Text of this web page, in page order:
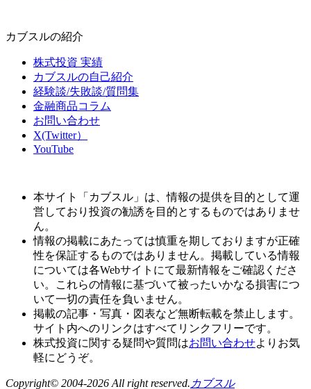
カブスルの紹介
株式投資 実績
カブスルの自己紹介
経験談/失敗談/質問集
金融商品コラム
お問い合わせ
X(Twitter）
YouTube
本サイト「カブスル」は、情報の提供を目的として運
営しており投資の勧誘を目的とするものではありませ
ん。
情報の掲載にあたっては慎重を期しておりますが正確
性を保証するものではありません。掲載している情報
については各Webサイトにて最新情報をご確認くださ
い。これらの情報に基づいて被ったいかなる損害につ
いて一切の責任を負いません。
掲載の記事・写真・図表など無断転載を禁止します。
サイト内へのリンクはすべてリンクフリーです。
株式投資に関する疑問や質問はお問い合わせよりお気
軽にどうぞ。
Copyright© 2004-2026 All right reserved. カブスル